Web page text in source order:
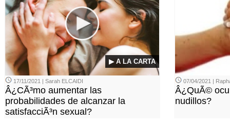
▶ A LA CARTA
17/11/2021 | Sarah ELCAIDI
Â¿CÃ³mo aumentar las
probabilidades de alcanzar la
satisfacciÃ³n sexual?
07/04/2021 |
Â¿QuÃ©
nudillos?